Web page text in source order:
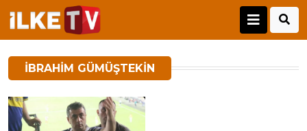
IBRAHIM GÜMÜŞTEKIN